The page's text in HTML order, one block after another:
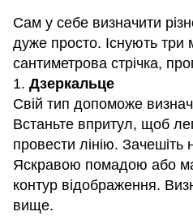
Сам у себе визначити
дуже просто. Існують три
сантиметрова стрічка,
1. Дзеркальце
Свій тип допоможе
Встаньте впритул, щоб
провести лінію. Зачешіть
Яскравою помадою або
контур відображення.
вище.